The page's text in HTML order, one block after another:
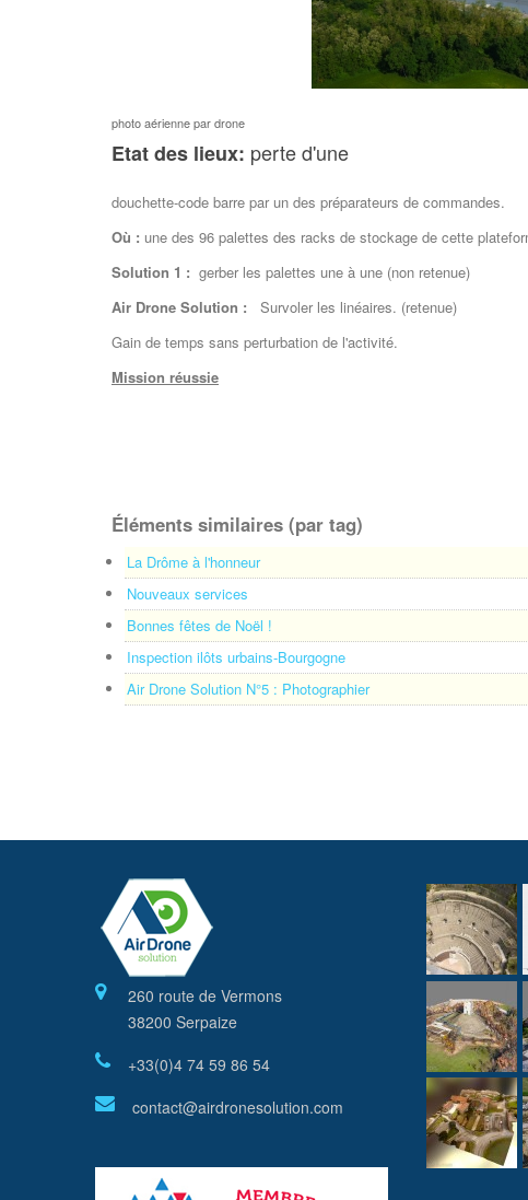
photo aérienne par drone
Etat des lieux: perte d'une
douchette-code barre par un des préparateurs de commandes.
Où : une des 96 palettes des racks de stockage de cette
Solution 1 : gerber les palettes une à une (non retenue)
Air Drone Solution : Survoler les linéaires. (retenue)
Gain de temps sans perturbation de l'activité.
Mission réussie
Éléments similaires (par tag)
La Drôme à l'honneur
Nouveaux services
Bonnes fêtes de Noël !
Inspection ilôts urbains-Bourgogne
Air Drone Solution N°5 : Photographier
260 route de Vermons
38200 Serpaize
+33(0)4 74 59 86 54
contact@airdronesolution.com